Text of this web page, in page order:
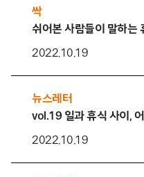
싹
쉬어본 사람들이 말하는
2022.10.19
뉴스레터
vol.19 일과 휴식 사이,
2022.10.19